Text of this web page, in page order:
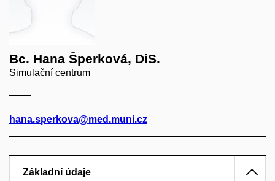
Bc. Hana Šperková, DiS.
Simulační centrum
hana.sperkova@med.muni.cz
Základní údaje